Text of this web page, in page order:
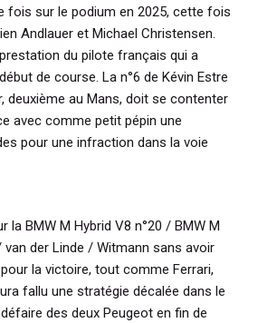
fois sur le podium en 2025, cette fois
Andlauer et Michael Christensen.
du pilote français qui a
de course. La n°6 de Kévin Estre
deuxième au Mans, doit se contenter
avec comme petit pépin une
pour une infraction dans la voie
la BMW M Hybrid V8 n°20 / BMW M
van der Linde / Witmann sans avoir
la victoire, tout comme Ferrari,
fallu une stratégie décalée dans le
des deux Peugeot en fin de